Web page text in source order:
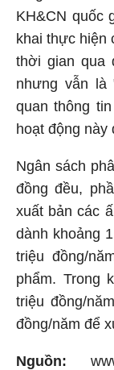
KH&CN quốc
khai thực hiện
thời gian qua
nhưng vẫn là
quan thông
hoạt động này
Ngân sách
đồng đều,
xuất bản các
dành khoảng
triệu đồng/
phẩm. Trong
triệu đồng/
đồng/năm để
Nguồn: